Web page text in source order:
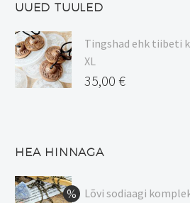
UUED TUULED
Tingshad ehk tiibeti
XL
35,00 €
HEA HINNAGA
Lõvi sodiaagi